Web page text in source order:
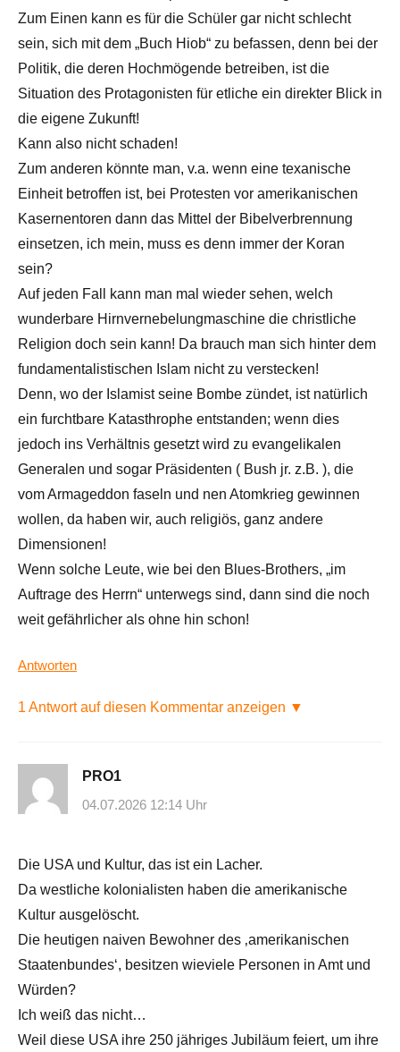
Zum Einen kann es für die Schüler gar nicht schlecht
sein, sich mit dem „Buch Hiob“ zu befassen, denn bei der
Politik, die deren Hochmögende betreiben, ist die
Situation des Protagonisten für etliche ein direkter Blick in
die eigene Zukunft!
Kann also nicht schaden!
Zum anderen könnte man, v.a. wenn eine texanische
Einheit betroffen ist, bei Protesten vor amerikanischen
Kasernentoren dann das Mittel der Bibelverbrennung
einsetzen, ich mein, muss es denn immer der Koran
sein?
Auf jeden Fall kann man mal wieder sehen, welch
wunderbare Hirnvernebelungmaschine die christliche
Religion doch sein kann! Da brauch man sich hinter dem
fundamentalistischen Islam nicht zu verstecken!
Denn, wo der Islamist seine Bombe zündet, ist natürlich
ein furchtbare Katasthrophe entstanden; wenn dies
jedoch ins Verhältnis gesetzt wird zu evangelikalen
Generalen und sogar Präsidenten ( Bush jr. z.B. ), die
vom Armageddon faseln und nen Atomkrieg gewinnen
wollen, da haben wir, auch religiös, ganz andere
Dimensionen!
Wenn solche Leute, wie bei den Blues-Brothers, „im
Auftrage des Herrn“ unterwegs sind, dann sind die noch
weit gefährlicher als ohne hin schon!
Antworten
1 Antwort auf diesen Kommentar anzeigen ▼
PRO1
04.07.2026 12:14 Uhr
Die USA und Kultur, das ist ein Lacher.
Da westliche kolonialisten haben die amerikanische
Kultur ausgelöscht.
Die heutigen naiven Bewohner des ‚amerikanischen
Staatenbundes‘, besitzen wieviele Personen in Amt und
Würden?
Ich weiß das nicht…
Weil diese USA ihre 250 jähriges Jubiläum feiert, um ihre